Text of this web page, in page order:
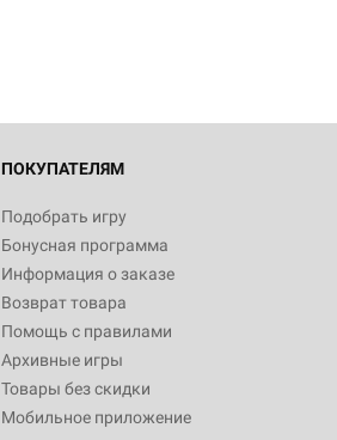
ПОКУПАТЕЛЯМ
Подобрать игру
Бонусная программа
Информация о заказе
Возврат товара
Помощь с правилами
Архивные игры
Товары без скидки
Мобильное приложение